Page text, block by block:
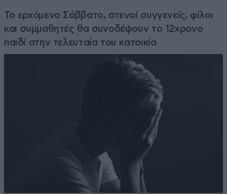
Το ερχόμενο Σάββατο, στενοί συγγενείς, φίλοι
και συμμαθητές θα συνοδέψουν το 12χρονο
παιδί στην τελευταία του κατοικία